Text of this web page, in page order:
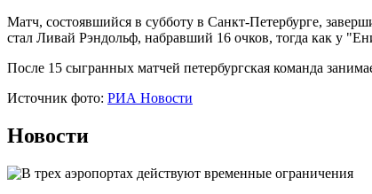
Матч, состоявшийся в субботу в Санкт-Петербурге,
стал Ливай Рэндольф, набравший 16 очков, тогда как у
После 15 сыгранных матчей петербургская команда
Источник фото: РИА Новости
Новости